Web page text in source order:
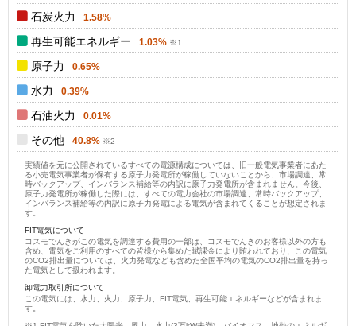
石炭火力 1.58%
再生可能エネルギー 1.03%
原子力 0.65%
水力 0.39%
石油火力 0.01%
その他 40.8%
実績値を元に公開されているすべての電源構成については、旧一般電気事業者にあた
る小売電気事業者が保有する原子力発電所が稼働していないことから、市場調達、常
時バックアップ、インバランス補給等の内訳に原子力発電所が含まれません。今後、
原子力発電所が稼働した際には、すべての電力会社の市場調達、常時バックアップ、
インバランス補給等の内訳に原子力発電による電気が含まれてくることが想定されま
す。
FIT電気について
コスモでんきがこの電気を調達する費用の一部は、コスモでんきのお客様以外の方も
含め、電気をご利用のすべての皆様から集めた賦課金により賄われており、この電気
のCO2排出量については、火力発電なども含めた全国平均の電気のCO2排出量を持っ
た電気として扱われます。
卸電力取引所について
この電気には、水力、火力、原子力、FIT電気、再生可能エネルギーなどが含まれま
す。